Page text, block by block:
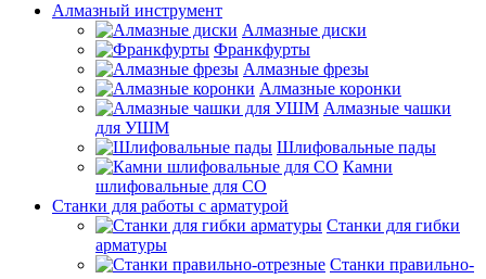
Алмазный инструмент
Алмазные диски
Франкфурты
Алмазные фрезы
Алмазные коронки
Алмазные чашки
для УШМ
Шлифовальные пады
Камни
шлифовальные для СО
Станки для работы с арматурой
Станки для гибки
арматуры
Станки правильно-